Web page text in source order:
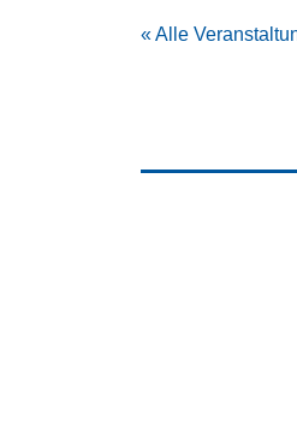
« Alle